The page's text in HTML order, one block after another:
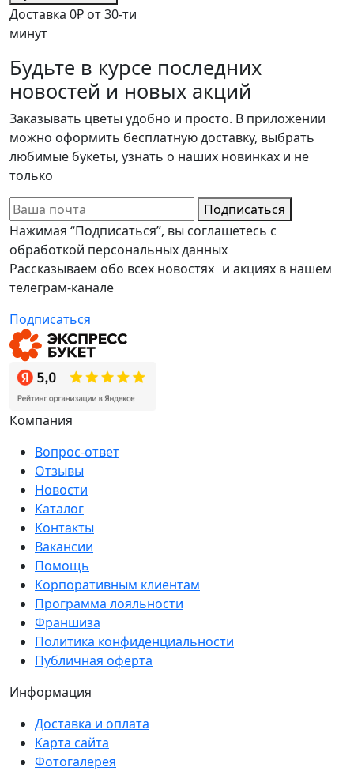
Доставка 0₽ от 30-ти
минут
Будьте в курсе последних
новостей и новых акций
Заказывать цветы удобно и просто. В приложении
можно оформить бесплатную доставку, выбрать
любимые букеты, узнать о наших новинках и не
только
Подписаться
Нажимая “Подписаться”, вы соглашетесь с
обработкой персональных данных
Рассказываем обо всех новостях и акциях в нашем
телеграм-канале
Подписаться
Компания
Вопрос-ответ
Отзывы
Новости
Каталог
Контакты
Вакансии
Помощь
Корпоративным клиентам
Программа лояльности
Франшиза
Политика конфиденциальности
Публичная оферта
Информация
Доставка и оплата
Карта сайта
Фотогалерея